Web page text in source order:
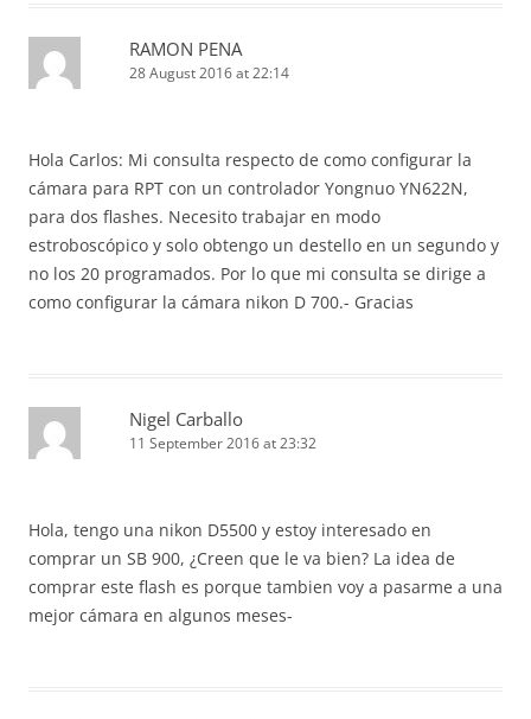
RAMON PENA
28 August 2016 at 22:14
Hola Carlos: Mi consulta respecto de como configurar la
cámara para RPT con un controlador Yongnuo YN622N,
para dos flashes. Necesito trabajar en modo
estroboscópico y solo obtengo un destello en un segundo y
no los 20 programados. Por lo que mi consulta se dirige a
como configurar la cámara nikon D 700.- Gracias
Nigel Carballo
11 September 2016 at 23:32
Hola, tengo una nikon D5500 y estoy interesado en
comprar un SB 900, ¿Creen que le va bien? La idea de
comprar este flash es porque tambien voy a pasarme a una
mejor cámara en algunos meses-